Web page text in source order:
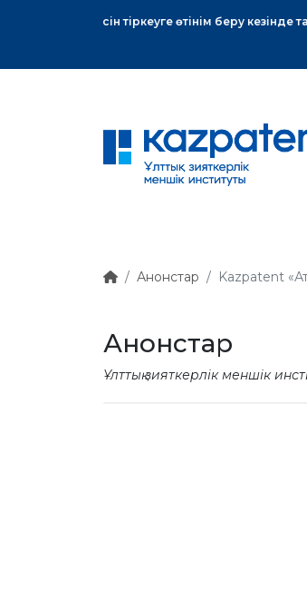
Анонстар Kazpatent
Анонстар
Ұлттық зияткерлік меншік